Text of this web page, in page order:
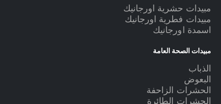
مبيدات حشرية اورجانيك
مبيدات فطرية اورجانيك
اسمدة اورجانيك
مبيدات الصحة العامة
الذباب
البعوض
الحشرات الزاحفة
الحشرات الطائرة